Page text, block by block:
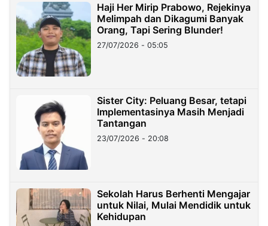
Haji Her Mirip Prabowo, Rejekinya
Melimpah dan Dikagumi Banyak
Orang, Tapi Sering Blunder!
27/07/2026 - 05:05
Sister City: Peluang Besar, tetapi
Implementasinya Masih Menjadi
Tantangan
23/07/2026 - 20:08
Sekolah Harus Berhenti Mengajar
untuk Nilai, Mulai Mendidik untuk
Kehidupan